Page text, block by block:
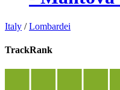
Italy /Lombardei
TrackRank